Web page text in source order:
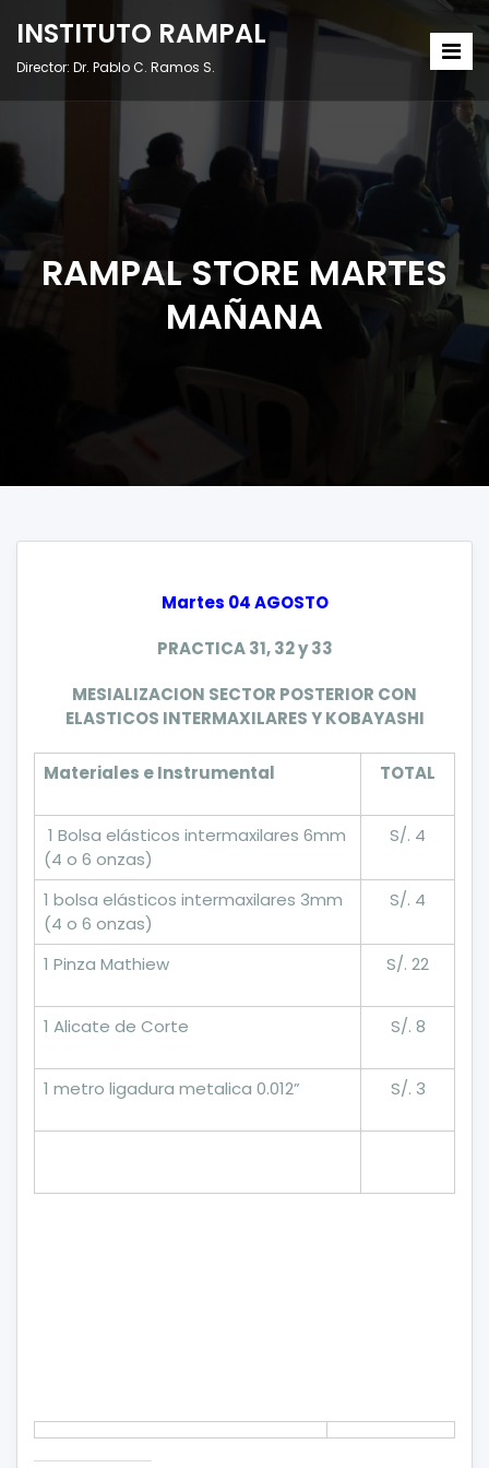
INSTITUTO RAMPAL
Director: Dr. Pablo C. Ramos S.
RAMPAL STORE MARTES
MAÑANA
Martes 04 AGOSTO
PRACTICA 31, 32 y 33
MESIALIZACION SECTOR POSTERIOR CON
ELASTICOS INTERMAXILARES Y KOBAYASHI
Materiales e Instrumental TOTAL
1 Bolsa elásticos intermaxilares 6mm
(4 o 6 onzas)
S/. 4
1 bolsa elásticos intermaxilares 3mm
(4 o 6 onzas)
S/. 4
1 Pinza Mathiew S/. 22
1 Alicate de Corte S/. 8
1 metro ligadura metalica 0.012” S/. 3